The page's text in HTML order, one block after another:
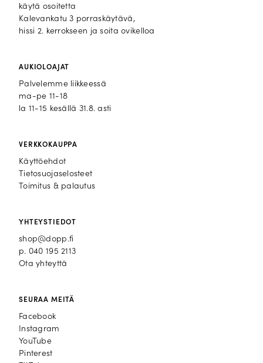
käytä osoitetta
Kalevankatu 3 porraskäytävä,
hissi 2. kerrokseen ja soita ovikelloa
AUKIOLOAJAT
Palvelemme liikkeessä
ma-pe 11-18
la 11-15 kesällä 31.8. asti
VERKKOKAUPPA
Käyttöehdot
Tietosuojaselosteet
Toimitus & palautus
YHTEYSTIEDOT
shop@dopp.fi
p. 040 195 2113
Ota yhteyttä
SEURAA MEITÄ
Facebook
Facebook
Instagram
Instagram
YouTube
YouTube
Pinterest
Pinterest